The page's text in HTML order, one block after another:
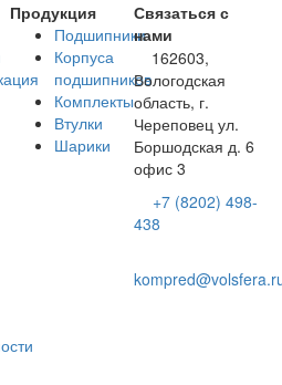
Продукция
Подшипники
Корпуса
подшипников
Комплекты
Втулки
Шарики
Связаться с
нами
162603,
Вологодская
область, г.
Череповец ул.
Боршодская д. 6
офис 3
+7 (8202) 498-
438